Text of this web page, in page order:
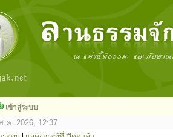
เข้าสู่ระบบ
.ค. 2026, 12:37